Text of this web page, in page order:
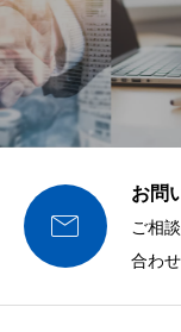

お問
ご相
合わ